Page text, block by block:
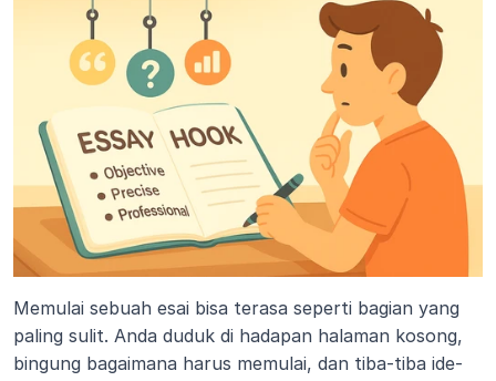
Memulai sebuah esai bisa terasa seperti bagian yang
paling sulit. Anda duduk di hadapan halaman kosong,
bingung bagaimana harus memulai, dan tiba-tiba ide-